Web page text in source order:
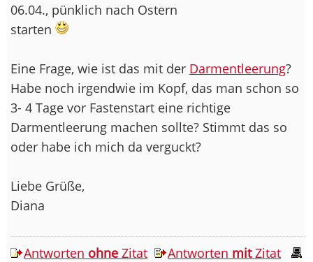
06.04., pünklich nach Ostern
starten
Eine Frage, wie ist das mit der Darmentleerung?
Habe noch irgendwie im Kopf, das man schon so
3- 4 Tage vor Fastenstart eine richtige
Darmentleerung machen sollte? Stimmt das so
oder habe ich mich da verguckt?
Liebe Grüße,
Diana
Antworten ohne Zitat Antworten mitZitat